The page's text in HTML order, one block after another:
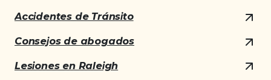
Accidentes de Tránsito
Consejos de abogados
Lesiones en Raleigh